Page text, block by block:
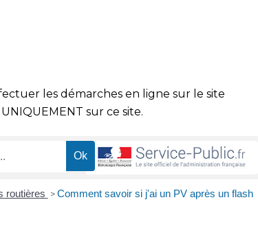
les démarches en ligne sur le site
sur ce site.
routières > Comment savoir si j'ai un PV après un flash